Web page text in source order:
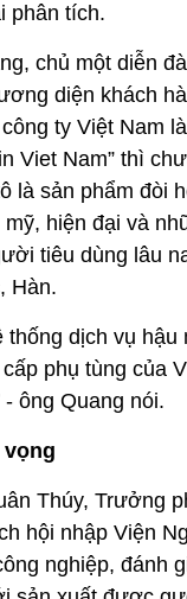
phân tích.
chủ một diễn
diện khách
ty Việt Nam
Viet Nam” thì
là sản phẩm đòi
hiện đại và
tiêu dùng lâu
Hàn.
thống dịch vụ hậu
phụ tùng của
ông Quang nói.
vọng
Thúy, Trưởng
hội nhập Viện
nghiệp, đánh